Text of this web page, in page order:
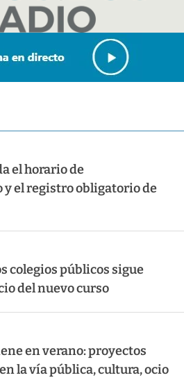
herramientas
el horario de
el registro obligatorio de
colegios públicos sigue
del nuevo curso
en verano: proyectos
la vía pública, cultura, ocio